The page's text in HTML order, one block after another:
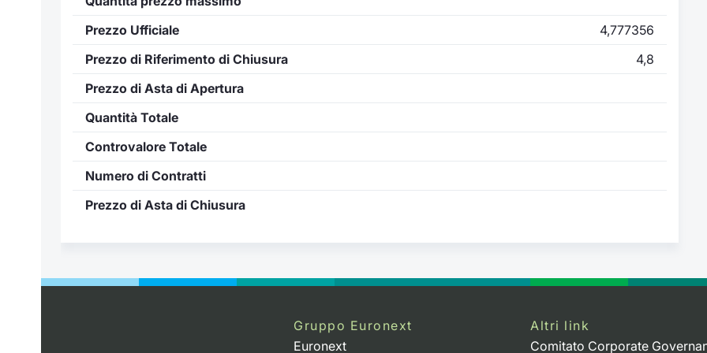
Prezzo Ufficiale
4,777356
Prezzo di Riferimento di Chiusura
4,8
Prezzo di Asta di Apertura
Quantità Totale
Controvalore Totale
Numero di Contratti
Prezzo di Asta di Chiusura
Gruppo Euronext
Euronext
Altri link
Comitato Corporate